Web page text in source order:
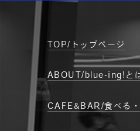
TOP/トップページ
ABOUT/blue-ing!と
CAFE&BAR/食べる